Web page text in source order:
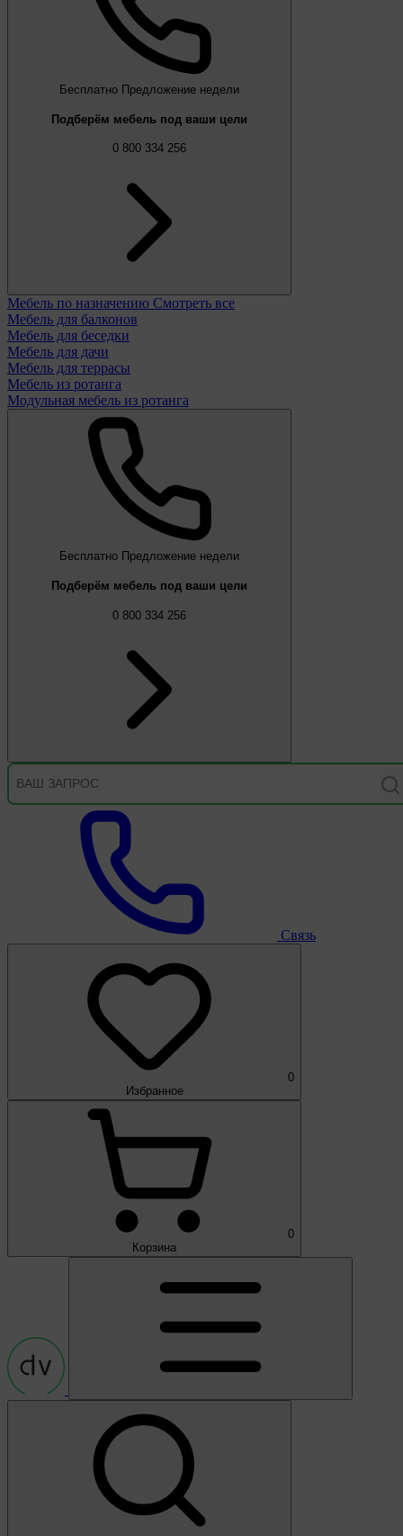
Бесплатно Предложение недели
Подберём мебель под ваши цели
0 800 334 256
Мебель по назначению Смотреть все
Мебель для балконов
Мебель для беседки
Мебель для дачи
Мебель для террасы
Мебель из ротанга
Модульная мебель из ротанга
Бесплатно Предложение недели
Подберём мебель под ваши цели
0 800 334 256
Связь
0
Избранное
0
Корзина